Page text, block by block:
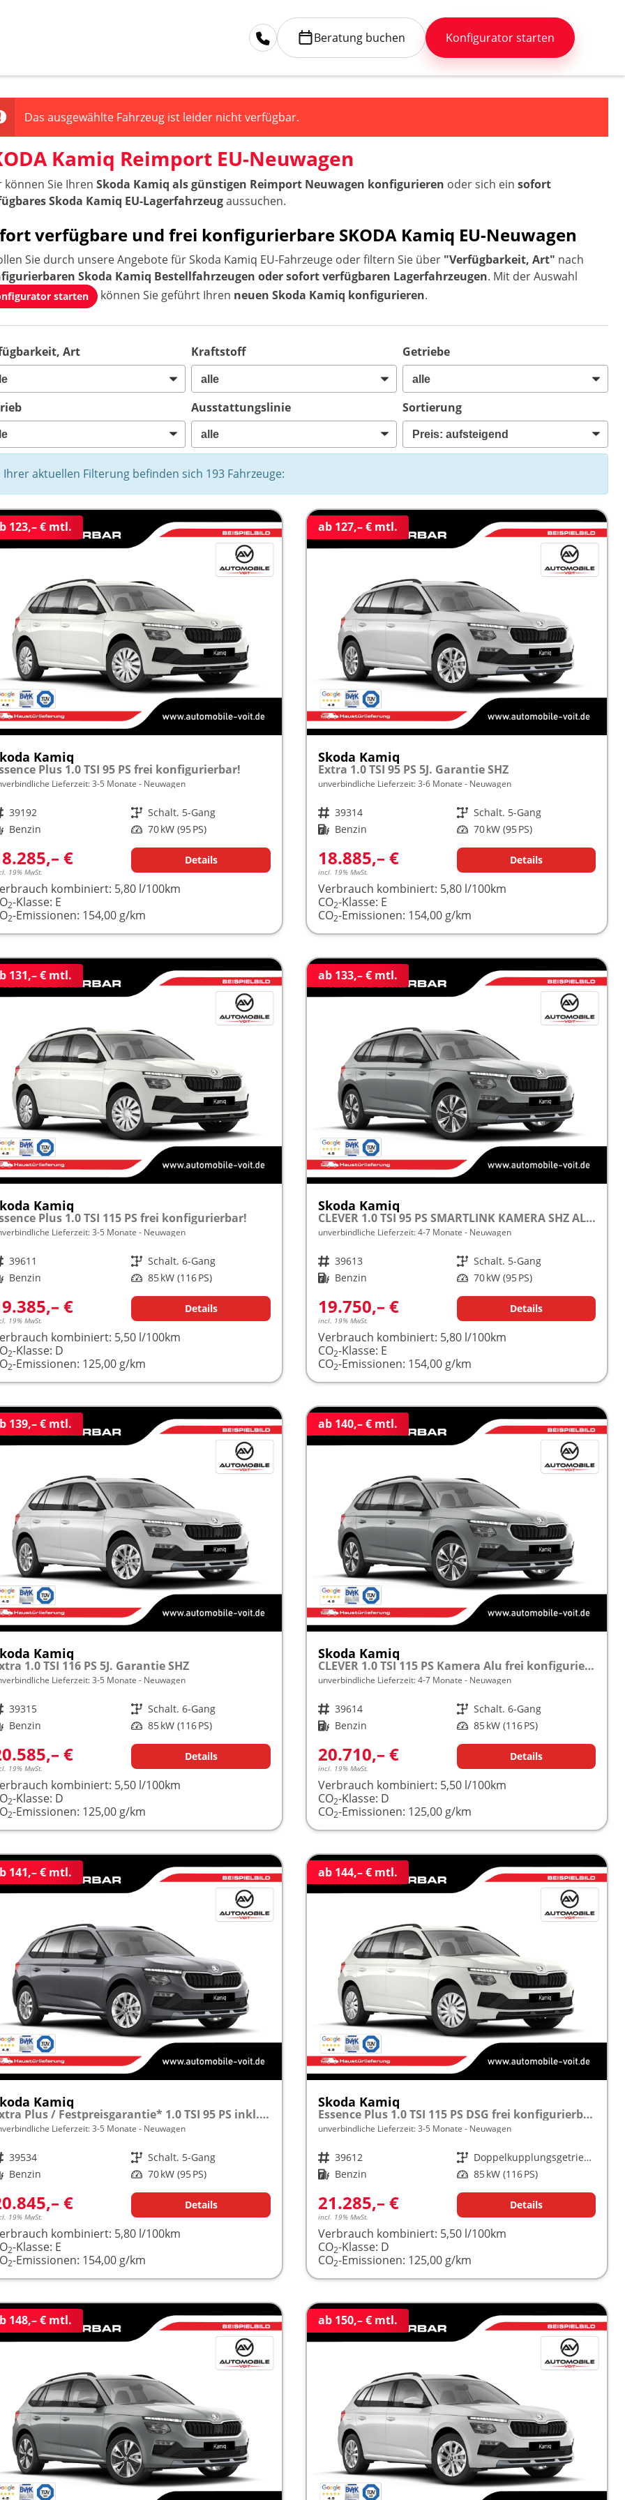
Beratung buchen Konfigurator starten
Das ausgewählte Fahrzeug ist leider nicht verfügbar.
Kamiq Reimport EU-Neuwagen
können Sie IhrenSkoda Kamiq als günstigen Reimport Neuwagen konfigurieren oder sich einsofort
Skoda Kamiq EU-Lagerfahrzeugaussuchen.
verfügbare und frei konfigurierbare SKODA Kamiq EU-Neuwagen
Sie durch unsere Angebote für Skoda Kamiq EU-Fahrzeuge oder filtern Sie über "Verfügbarkeit, Art" nach
Skoda Kamiq Bestellfahrzeugen oder sofort verfügbaren Lagerfahrzeugen. Mit der Auswahl
starten können Sie geführt Ihren neuen Skoda Kamiq konfigurieren.
Art Kraftstoff Getriebe
Ausstattungslinie Sortierung
Ihrer aktuellen Filterung befinden sich 193 Fahrzeuge:
123,– € mtl.
Kamiq
Plus 1.0 TSI 95 PS frei konfigurierbar!
Lieferzeit: 3-5 Monate Neuwagen
39192 Getriebe Schalt. 5-Gang
Benzin Leistung 70 kW (95 PS)
€
19% MwSt.
Details
kombiniert: 5,80 l/100km
2-Klasse: E
2-Emissionen: 154,00 g/km
ab 127,– € mtl.
Skoda Kamiq
Extra 1.0 TSI 95 PS 5J. Garantie SHZ
unverbindliche Lieferzeit: 3-6 Monate Neuwagen
Fahrzeugnr. 39314 Getriebe Schalt. 5-Gang
Kraftstoff Benzin Leistung 70 kW (95 PS)
18.885,– €
incl. 19% MwSt.
Details
Verbrauch kombiniert: 5,80 l/100km
CO2-Klasse: E
CO2-Emissionen: 154,00 g/km
131,– € mtl.
Kamiq
Plus 1.0 TSI 115 PS frei konfigurierbar!
Lieferzeit: 3-5 Monate Neuwagen
39611 Getriebe Schalt. 6-Gang
Benzin Leistung 85 kW (116 PS)
€
19% MwSt.
Details
kombiniert: 5,50 l/100km
2-Klasse: D
2-Emissionen: 125,00 g/km
ab 133,– € mtl.
Skoda Kamiq
CLEVER 1.0 TSI 95 PS SMARTLINK KAMERA SHZ ALU PDC LED TEMPOMAT frei konfigurierbar!
unverbindliche Lieferzeit: 4-7 Monate Neuwagen
Fahrzeugnr. 39613 Getriebe Schalt. 5-Gang
Kraftstoff Benzin Leistung 70 kW (95 PS)
19.750,– €
incl. 19% MwSt.
Details
Verbrauch kombiniert: 5,80 l/100km
CO2-Klasse: E
CO2-Emissionen: 154,00 g/km
139,– € mtl.
Kamiq
1.0 TSI 116 PS 5J. Garantie SHZ
Lieferzeit: 3-5 Monate Neuwagen
39315 Getriebe Schalt. 6-Gang
Benzin Leistung 85 kW (116 PS)
€
19% MwSt.
Details
kombiniert: 5,50 l/100km
2-Klasse: D
2-Emissionen: 125,00 g/km
ab 140,– € mtl.
Skoda Kamiq
CLEVER 1.0 TSI 115 PS Kamera Alu frei konfigurierbar!
unverbindliche Lieferzeit: 4-7 Monate Neuwagen
Fahrzeugnr. 39614 Getriebe Schalt. 6-Gang
Kraftstoff Benzin Leistung 85 kW (116 PS)
20.710,– €
incl. 19% MwSt.
Details
Verbrauch kombiniert: 5,50 l/100km
CO2-Klasse: D
CO2-Emissionen: 125,00 g/km
141,– € mtl.
Kamiq
Extra Plus / Festpreisgarantie* 1.0 TSI 95 PS inkl. 5 J. Garantie frei konfigurierbar!
Lieferzeit: 3-5 Monate Neuwagen
39534 Getriebe Schalt. 5-Gang
Benzin Leistung 70 kW (95 PS)
€
19% MwSt.
Details
kombiniert: 5,80 l/100km
2-Klasse: E
2-Emissionen: 154,00 g/km
ab 144,– € mtl.
Skoda Kamiq
Essence Plus 1.0 TSI 115 PS DSG frei konfigurierbar!
unverbindliche Lieferzeit: 3-5 Monate Neuwagen
Fahrzeugnr. 39612 Getriebe
Doppelkupplungsgetriebe (DSG)
Kraftstoff Benzin Leistung 85 kW (116 PS)
21.285,– €
incl. 19% MwSt.
Details
Verbrauch kombiniert: 5,50 l/100km
CO2-Klasse: D
CO2-Emissionen: 125,00 g/km
148,– € mtl. ab 150,– € mtl.